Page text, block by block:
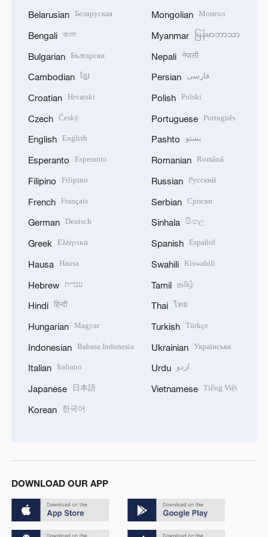
Belarusian Беларуская
Bengali বাংলা
Bulgarian Български
Cambodian ខ្មែរ
Croatian Hrvatski
Czech Český
English English
Esperanto Esperanto
Filipino Filipino
French Français
German Deutsch
Greek Ελληνικά
Hausa Hausa
Hebrew עברית
Hindi हिन्दी
Hungarian Magyar
Indonesian Bahasa Indonesia
Italian Italiano
Japanese 日本語
Korean 한국어
Mongolian Монгол
Myanmar မြန်မာဘာသာ
Nepali नेपाली
Persian فارسی
Polish Polski
Portuguese Português
Pashto پښتو
Romanian Română
Russian Русский
Serbian Српски
Sinhala සිංහල
Spanish Español
Swahili Kiswahili
Tamil தமிழ்
Thai ไทย
Turkish Türkçe
Ukrainian Українська
Urdu اردو
Vietnamese Tiếng Việt
DOWNLOAD OUR APP